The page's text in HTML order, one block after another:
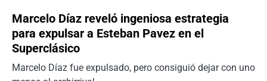
Marcelo Díaz reveló ingeniosa estrategia
para expulsar a Esteban Pavez en el
Superclásico
Marcelo Díaz fue expulsado, pero consiguió dejar con uno